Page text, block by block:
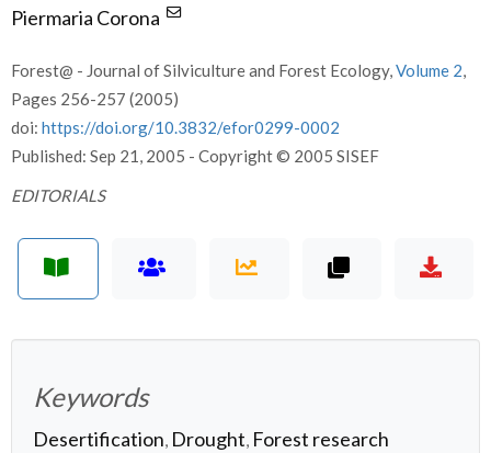
Piermaria Corona
Forest@ - Journal of Silviculture and Forest Ecology,Volume 2,
Pages 256-257 (2005)
doi: https://doi.org/10.3832/efor0299-0002
Published: Sep 21, 2005 - Copyright © 2005 SISEF
EDITORIALS
Keywords
Desertification, Drought, Forest research